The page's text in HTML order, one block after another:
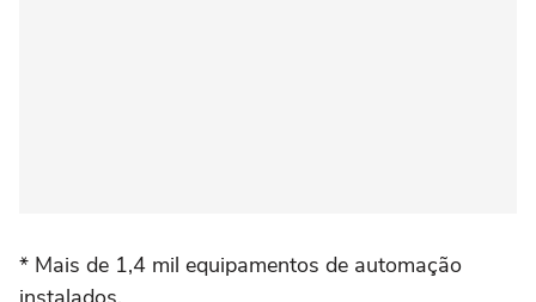
* Mais de 1,4 mil equipamentos de automação